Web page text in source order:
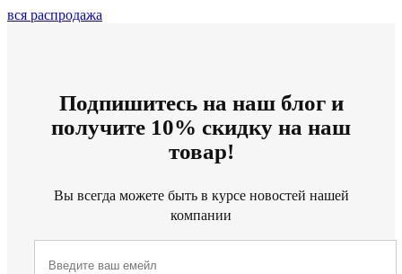
вся распродажа
Подпишитесь на наш блог и
получите 10% скидку на наш
товар!
Вы всегда можете быть в курсе новостей нашей
компании